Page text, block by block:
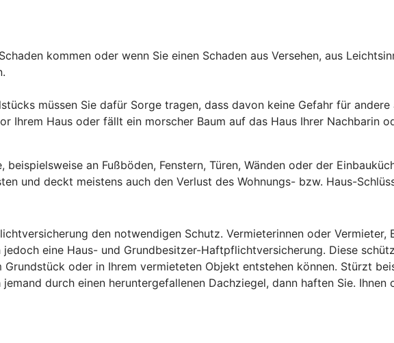
kommen oder wenn Sie einen Schaden aus Versehen, aus
müssen Sie dafür Sorge tragen, dass davon keine Gefahr für
Ihrem Haus oder fällt ein morscher Baum auf das Haus Ihrer Nachbarin
an Fußböden, Fenstern, Türen, Wänden oder der
und deckt meistens auch den Verlust des Wohnungs- bzw. Haus-
den notwendigen Schutz. Vermieterinnen oder Vermieter,
eine Haus- und Grundbesitzer-Haftpflichtversicherung. Diese
oder in Ihrem vermieteten Objekt entstehen können. Stürzt
durch einen heruntergefallenen Dachziegel, dann haften Sie. Ihnen